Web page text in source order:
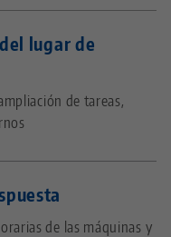
lugar de
de tareas,
de las máquinas y